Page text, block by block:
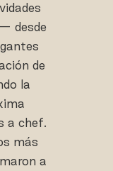
desde
de
la
a chef.
más
a